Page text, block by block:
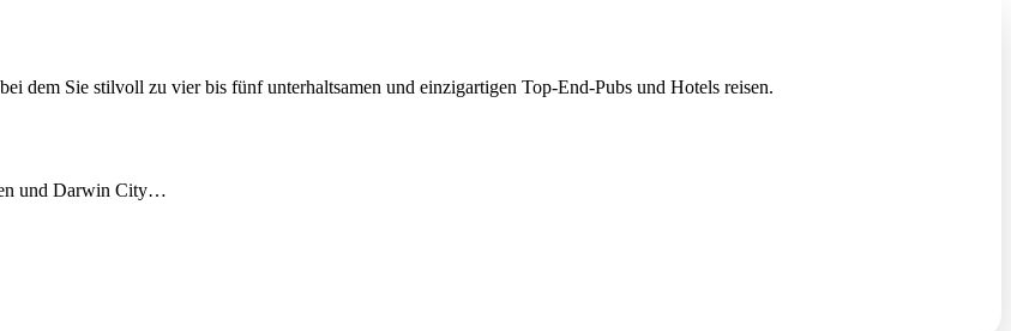
dem Sie stilvoll zu vier bis fünf unterhaltsamen und einzigartigen Top-End-Pubs und Hotels reisen.
und Darwin City